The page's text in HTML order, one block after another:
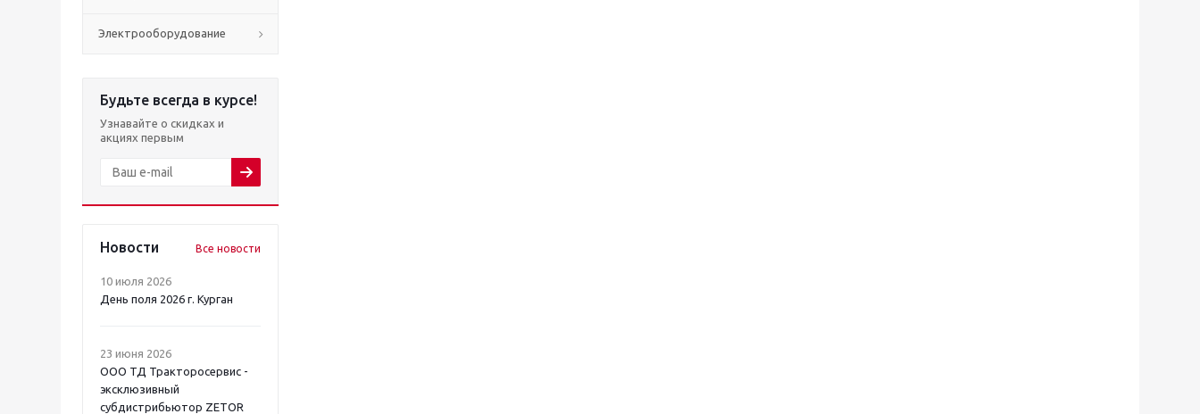
Электрооборудование
Будьте всегда в курсе!
Узнавайте о скидках и
акциях первым
Новости Все новости
10 июля 2026
День поля 2026 г. Курган
23 июня 2026
ООО ТД Тракторосервис -
эксклюзивный
субдистрибьютор ZETOR